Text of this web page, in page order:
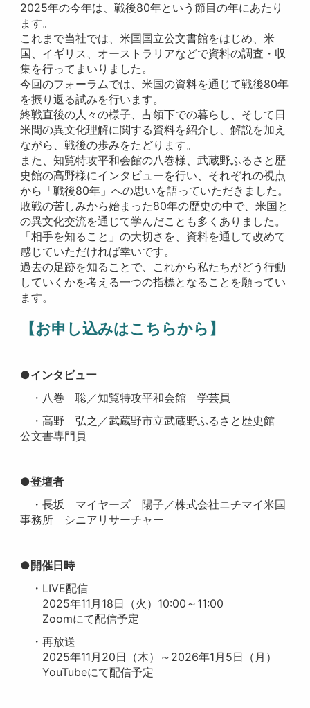
2025年の今年は、戦後80年という節目の年にあたり
ます。
これまで当社では、米国国立公文書館をはじめ、米
国、イギリス、オーストラリアなどで資料の調査・収
集を行ってまいりました。
今回のフォーラムでは、米国の資料を通じて戦後80年
を振り返る試みを行います。
終戦直後の人々の様子、占領下での暮らし、そして日
米間の異文化理解に関する資料を紹介し、解説を加え
ながら、戦後の歩みをたどります。
また、知覧特攻平和会館の八巻様、武蔵野ふるさと歴
史館の高野様にインタビューを行い、それぞれの視点
から「戦後80年」への思いを語っていただきました。
敗戦の苦しみから始まった80年の歴史の中で、米国と
の異文化交流を通じて学んだことも多くありました。
「相手を知ること」の大切さを、資料を通して改めて
感じていただければ幸いです。
過去の足跡を知ることで、これから私たちがどう行動
していくかを考える一つの指標となることを願ってい
ます。
【お申し込みはこちらから】
●インタビュー
・八巻 聡／知覧特攻平和会館 学芸員
・高野 弘之／武蔵野市立武蔵野ふるさと歴史館
公文書専門員
●登壇者
・長坂 マイヤーズ 陽子／株式会社ニチマイ米国
事務所 シニアリサーチャー
●開催日時
・LIVE配信
2025年11月18日（火）10:00～11:00
Zoomにて配信予定
・再放送
2025年11月20日（木）～2026年1月5日（月）
YouTubeにて配信予定